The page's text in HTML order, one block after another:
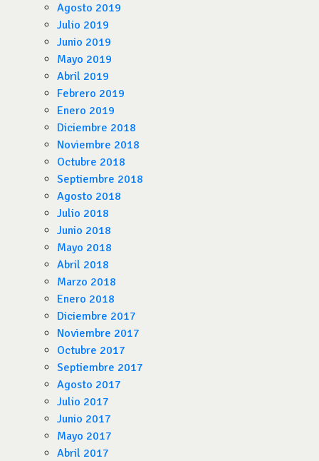
Agosto 2019
Julio 2019
Junio 2019
Mayo 2019
Abril 2019
Febrero 2019
Enero 2019
Diciembre 2018
Noviembre 2018
Octubre 2018
Septiembre 2018
Agosto 2018
Julio 2018
Junio 2018
Mayo 2018
Abril 2018
Marzo 2018
Enero 2018
Diciembre 2017
Noviembre 2017
Octubre 2017
Septiembre 2017
Agosto 2017
Julio 2017
Junio 2017
Mayo 2017
Abril 2017